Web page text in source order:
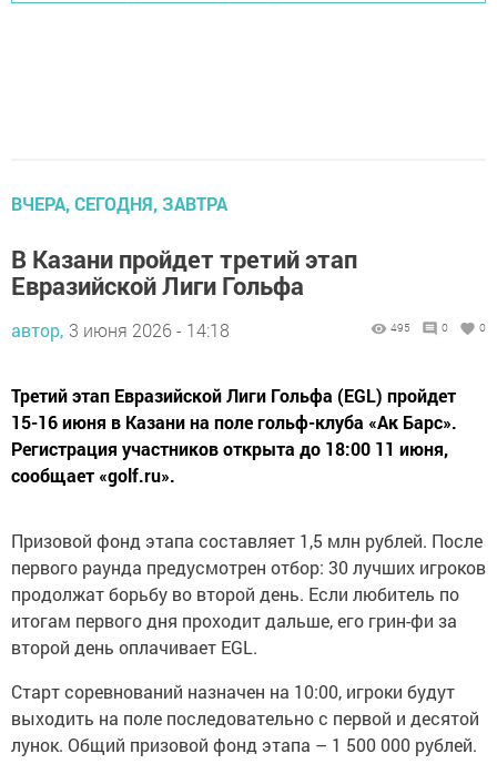
ВЧЕРА, СЕГОДНЯ, ЗАВТРА
В Казани пройдет третий этап
Евразийской Лиги Гольфа
автор, 3 июня 2026 - 14:18 495 0 0
Третий этап Евразийской Лиги Гольфа (EGL) пройдет
15-16 июня в Казани на поле гольф-клуба «Ак Барс».
Регистрация участников открыта до 18:00 11 июня,
сообщает «golf.ru».
Призовой фонд этапа составляет 1,5 млн рублей. После
первого раунда предусмотрен отбор: 30 лучших игроков
продолжат борьбу во второй день. Если любитель по
итогам первого дня проходит дальше, его грин-фи за
второй день оплачивает EGL.
Старт соревнований назначен на 10:00, игроки будут
выходить на поле последовательно с первой и десятой
лунок. Общий призовой фонд этапа – 1 500 000 рублей.